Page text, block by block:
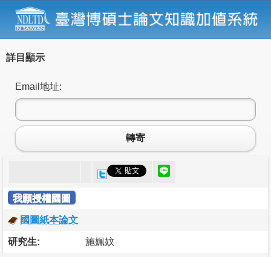
詳目顯示
Email地址:
轉寄
我願授權國圖
國圖紙本論文
研究生: 施姵妏